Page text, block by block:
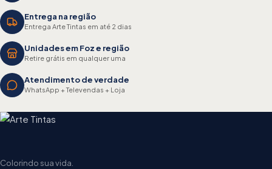
Entrega na região
Entrega Arte Tintas em até 2 dias
Unidades em Foz e região
Retire grátis em qualquer uma
Atendimento de verdade
WhatsApp + Televendas + Loja
Colorindo sua vida.